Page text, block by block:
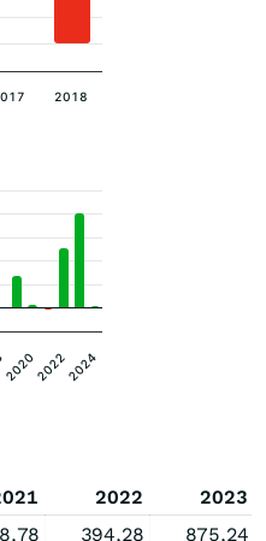
2018
202020222024
2022
2023
394,28
875,24